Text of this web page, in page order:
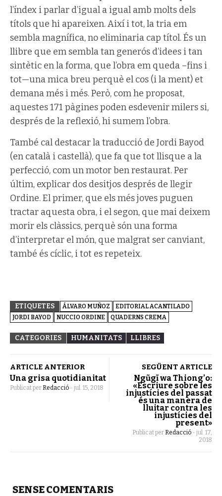
l’índex i parlar d’igual a igual amb molts dels
títols que hi apareixen. Així i tot, la tria em
sembla magnífica, no eliminaria cap títol. És un
llibre que em sembla tan generós d’idees i tan
sintètic en la forma, que l’obra em queda –fins i
tot—una mica breu perquè el cos (i la ment) et
demana més i més. Però, com he proposat,
aquestes 171 pàgines poden esdevenir milers si,
després de la reflexió, hi sumem l’obra.
També cal destacar la traducció de Jordi Bayod
(en català i castellà), que fa que tot llisque a la
perfecció, com un motor ben restaurat. Per
últim, explicar dos desitjos després de llegir
Ordine. El primer, que els més joves puguen
tractar aquesta obra, i el segon, que mai deixem
morir els clàssics, perquè són una forma
d’interpretar el món, que malgrat ser canviant,
també és cíclic, i tot es repeteix.
ETIQUETES ÁLVARO MUÑOZ
EDITORIAL ACANTILADO
JORDI BAYOD
NUCCIO ORDINE QUADERNS CREMA
CATEGORIES HUMANITATS LLIBRES
ARTICLE ANTERIOR
Una grisa quotidianitat
Publicat per Redacció - jul. 15, 2018
SEGÜENT ARTICLE
Ngũgĩ wa Thiong’o:
«Escriure sobre les
injustícies del passat
és una manera de
lluitar contra les
injustícies del
present»
Publicat per Redacció - jul. 17,
2018
SENSE COMENTARIS